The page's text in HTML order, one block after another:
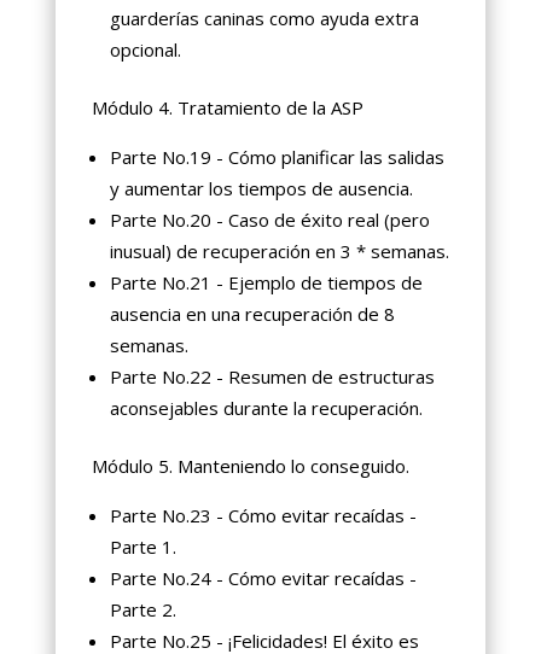
guarderías caninas como ayuda extra
opcional.
Módulo 4. Tratamiento de la ASP
Parte No.19 - Cómo planificar las salidas
y aumentar los tiempos de ausencia.
Parte No.20 - Caso de éxito real (pero
inusual) de recuperación en 3 * semanas.
Parte No.21 - Ejemplo de tiempos de
ausencia en una recuperación de 8
semanas.
Parte No.22 - Resumen de estructuras
aconsejables durante la recuperación.
Módulo 5. Manteniendo lo conseguido.
Parte No.23 - Cómo evitar recaídas -
Parte 1.
Parte No.24 - Cómo evitar recaídas -
Parte 2.
Parte No.25 - ¡Felicidades! El éxito es